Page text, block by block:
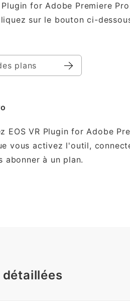
for Adobe Premiere
sur le bouton ci-
plans
EOS VR Plugin for Adobe
vous activez l'outil,
abonner à un plan.